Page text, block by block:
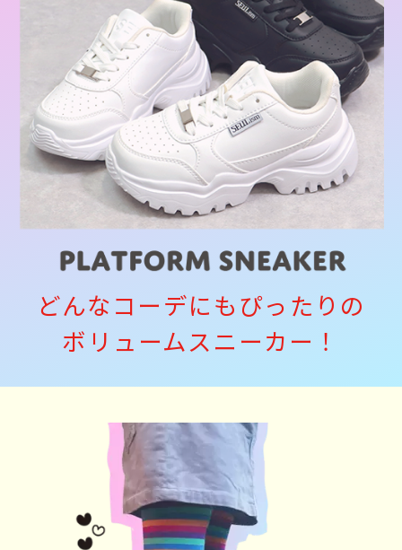
どんなコーデにもぴったりの
ボリュームスニーカー！